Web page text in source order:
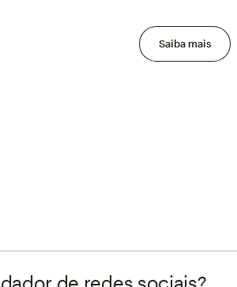
Saiba mais